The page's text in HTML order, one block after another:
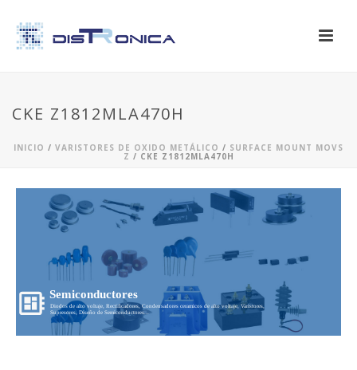
CKE Z1812MLA470H
INICIO / VARISTORES DE OXIDO METÁLICO / SURFACE MOUNT MOVS
Z / CKE Z1812MLA470H
Semiconductores
Diodos de alto voltaje, Rectificadores, Condensadores ceramicos de alto voltaje, Varistores,
Supresores, Diseño de Semiconductores...